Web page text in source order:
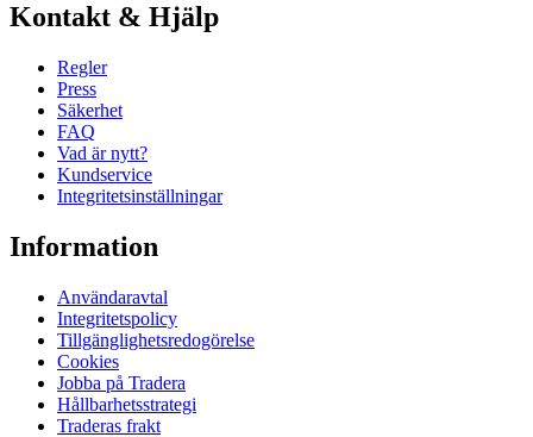
Kontakt & Hjälp
Regler
Press
Säkerhet
FAQ
Vad är nytt?
Kundservice
Integritetsinställningar
Information
Användaravtal
Integritetspolicy
Tillgänglighetsredogörelse
Cookies
Jobba på Tradera
Hållbarhetsstrategi
Traderas frakt